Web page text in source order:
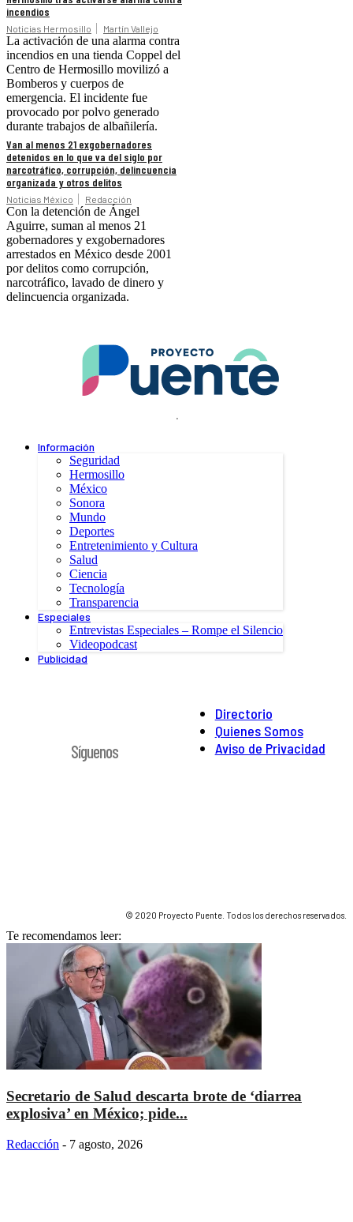
incendios
Noticias Hermosillo Martín Vallejo
La activación de una alarma contra
incendios en una tienda Coppel del
Centro de Hermosillo movilizó a
Bomberos y cuerpos de
emergencia. El incidente fue
provocado por polvo generado
durante trabajos de albañilería.
Van al menos 21 exgobernadores
detenidos en lo que va del siglo por
narcotráfico, corrupción, delincuencia
organizada y otros delitos
Noticias México Redacción
Con la detención de Ángel
Aguirre, suman al menos 21
gobernadores y exgobernadores
arrestados en México desde 2001
por delitos como corrupción,
narcotráfico, lavado de dinero y
delincuencia organizada.
.
Información
Seguridad
Hermosillo
México
Sonora
Mundo
Deportes
Entretenimiento y Cultura
Salud
Ciencia
Tecnología
Transparencia
Especiales
Entrevistas Especiales – Rompe el Silencio
Videopodcast
Publicidad
Directorio
Quienes Somos
Aviso de Privacidad
Síguenos
© 2020 Proyecto Puente. Todos los derechos reservados.
Te recomendamos leer:
Secretario de Salud descarta brote de ‘diarrea
explosiva’ en México; pide...
Redacción - 7 agosto, 2026